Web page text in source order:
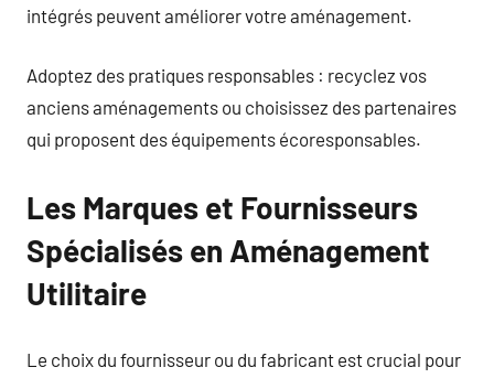
intégrés peuvent améliorer votre aménagement.
Adoptez des pratiques responsables : recyclez vos
anciens aménagements ou choisissez des partenaires
qui proposent des équipements écoresponsables.
Les Marques et Fournisseurs
Spécialisés en Aménagement
Utilitaire
Le choix du fournisseur ou du fabricant est crucial pour